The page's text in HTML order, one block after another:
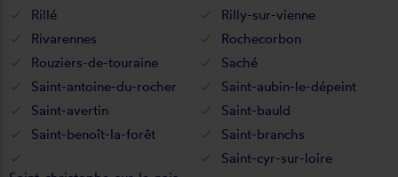
Rillé
Rilly-sur-vienne
Rivarennes
Rochecorbon
Rouziers-de-touraine
Saché
Saint-antoine-du-rocher
Saint-aubin-le-dépeint
Saint-avertin
Saint-bauld
Saint-benoît-la-forêt
Saint-branchs
Saint-cyr-sur-loire